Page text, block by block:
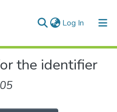
Log In (current)
the identifier